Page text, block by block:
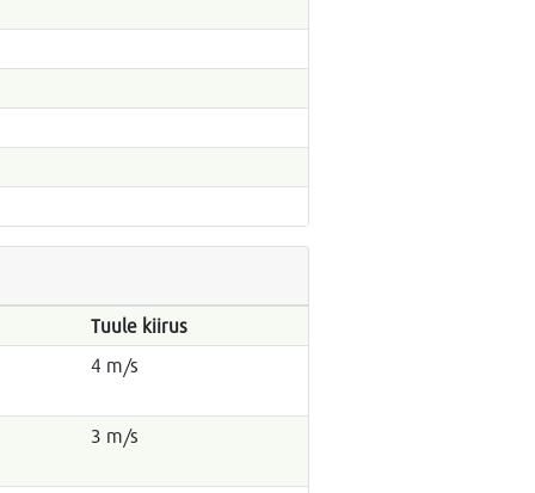
Tuule kiirus
4 m/s
3 m/s